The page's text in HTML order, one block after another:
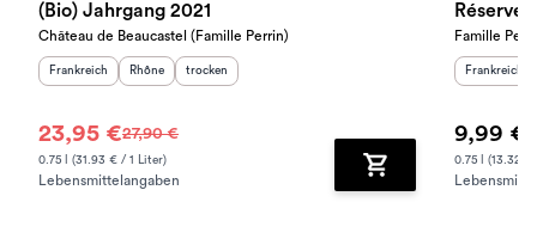
(Bio) Jahrgang 2021
Château de Beaucastel (Famille Perrin)
Herkunftsland
Frankreich Herkunftsregion:
Rhône Geschmack
trocken
23,95 €27,90 €
0.75 l (31.93 € / 1 Liter)
Lebensmittelangaben Zum Warenkorb
Réserve
Famille
Frankreich
9,99 €
0.75 l (13.32 €